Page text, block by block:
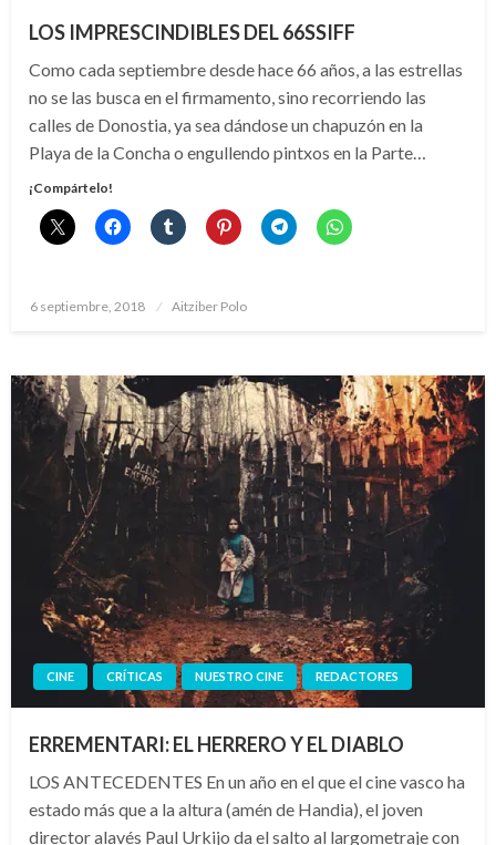
LOS IMPRESCINDIBLES DEL 66SSIFF
Como cada septiembre desde hace 66 años, a las estrellas
no se las busca en el firmamento, sino recorriendo las
calles de Donostia, ya sea dándose un chapuzón en la
Playa de la Concha o engullendo pintxos en la Parte…
¡Compártelo!
Publicado
6 septiembre, 2018 Aitziber Polo
CINE CRÍTICAS NUESTRO CINE REDACTORES
ERREMENTARI: EL HERRERO Y EL DIABLO
LOS ANTECEDENTES En un año en el que el cine vasco ha
estado más que a la altura (amén de Handia), el joven
director alavés Paul Urkijo da el salto al largometraje con